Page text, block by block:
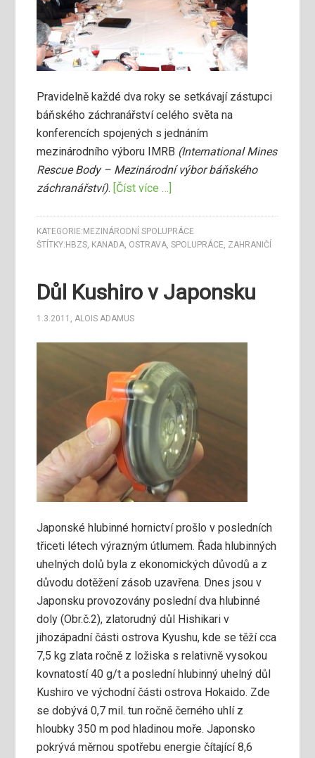
Pravidelně každé dva roky se setkávají zástupci
báňského záchranářství celého světa na
konferencích spojených s jednáním
mezinárodního výboru IMRB (International Mines
Rescue Body – Mezinárodní výbor báňského
záchranářství). [Číst více …]
KATEGORIE: MEZINÁRODNÍ SPOLUPRÁCE
ŠTÍTKY: HBZS, KANADA, OSTRAVA,SPOLUPRÁCE, ZAHRANIČÍ
Důl Kushiro v Japonsku
1.3.2011 ,ALOIS ADAMUS
Japonské hlubinné hornictví prošlo v posledních
třiceti létech výrazným útlumem. Řada hlubinných
uhelných dolů byla z ekonomických důvodů a z
důvodu dotěžení zásob uzavřena. Dnes jsou v
Japonsku provozovány poslední dva hlubinné
doly (Obr.č.2), zlatorudný důl Hishikari v
jihozápadní části ostrova Kyushu, kde se těží cca
7,5 kg zlata ročně z ložiska s relativně vysokou
kovnatostí 40 g/t a poslední hlubinný uhelný důl
Kushiro ve východní části ostrova Hokaido. Zde
se dobývá 0,7 mil. tun ročně černého uhlí z
hloubky 350 m pod hladinou moře. Japonsko
pokrývá měrnou spotřebu energie čítající 8,6